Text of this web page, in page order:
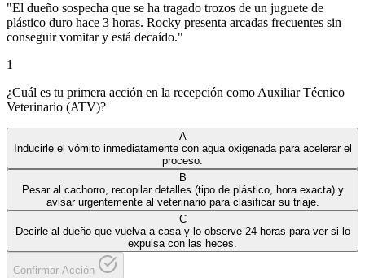
"El dueño sospecha que se ha tragado trozos de un juguete de
plástico duro hace 3 horas. Rocky presenta arcadas frecuentes sin
conseguir vomitar y está decaído."
1
¿Cuál es tu primera acción en la recepción como Auxiliar Técnico
Veterinario (ATV)?
A
Inducirle el vómito inmediatamente con agua oxigenada para acelerar el
proceso.
B
Pesar al cachorro, recopilar detalles (tipo de plástico, hora exacta) y
avisar urgentemente al veterinario para clasificar su triaje.
C
Decirle al dueño que vuelva a casa y lo observe 24 horas para ver si lo
expulsa con las heces.
Confirmar Acción